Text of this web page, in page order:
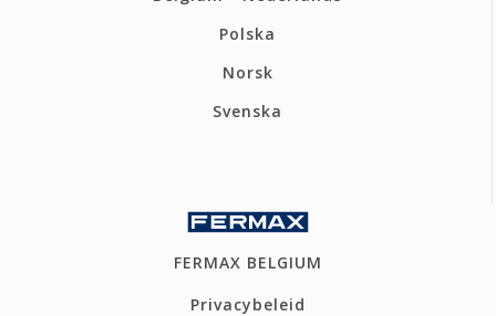
Polska
Norsk
Svenska
FERMAX BELGIUM
Privacybeleid